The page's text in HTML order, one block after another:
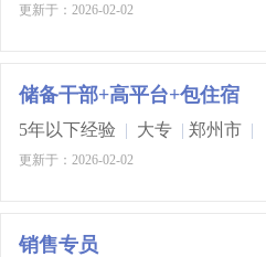
更新于：2026-02-02
储备干部+高平台+包住宿
5年以下经验 | 大专 | 郑州市 |
更新于：2026-02-02
销售专员